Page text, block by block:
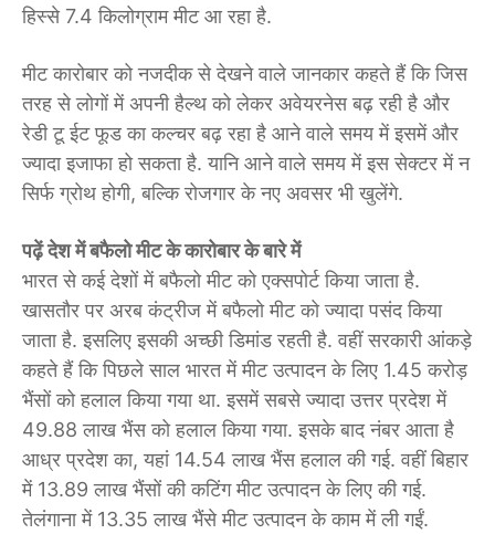
हिस्से 7.4 किलोग्राम मीट आ रहा है.
मीट कारोबार को नजदीक से देखने वाले जानकार कहते हैं कि जिस
तरह से लोगों में अपनी हैल्थ को लेकर अवेयरनेस बढ़ रही है और
रेडी टू ईट फूड का कल्चर बढ़ रहा है आने वाले समय में इसमें और
ज्यादा इजाफा हो सकता है. यानि आने वाले समय में इस सेक्टर में न
सिर्फ ग्रोथ होगी, बल्कि रोजगार के नए अवसर भी खुलेंगे.
पढ़ें देश में बफैलो मीट के कारोबार के बारे में
भारत से कई देशों में बफैलो मीट को एक्सपोर्ट किया जाता है.
खासतौर पर अरब कंट्रीज में बफैलो मीट को ज्यादा पसंद किया
जाता है. इसलिए इसकी ​अच्छी डिमांड रहती है. वहीं सरकारी आंकड़े
कहते हैं कि पिछले साल भारत में मीट उत्पादन के लिए 1.45 करोड़
भैंसों को हलाल किया गया था. इसमें सबसे ज्यादा उत्तर प्रदेश में
49.88 लाख भैंस को हलाल किया गया. इसके बाद नंबर आता है
आध्र प्रदेश का, यहां 14.54 लाख भैंस हलाल की गई. वहीं बिहार
में 13.89 लाख भैंसों की कटिंग मीट उत्पादन के लिए की गई.
तेलंगाना में 13.35 लाख भैंसे मीट उत्पादन के काम में ली गईं.